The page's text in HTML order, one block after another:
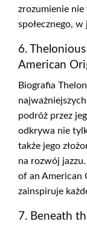
zrozumienie
społecznego, w
6.
American
Biografia
podróż przez
odkrywa nie
także jego
na rozwój
of an American
zainspiruje
7. Beneath